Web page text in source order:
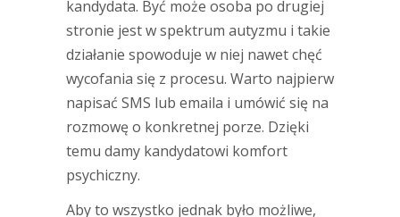
kandydata. Być może osoba po drugiej
stronie jest w spektrum autyzmu i takie
działanie spowoduje w niej nawet chęć
wycofania się z procesu. Warto najpierw
napisać SMS lub emaila i umówić się na
rozmowę o konkretnej porze. Dzięki
temu damy kandydatowi komfort
psychiczny.
Aby to wszystko jednak było możliwe,